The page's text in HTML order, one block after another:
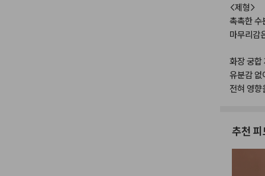
<제형>
촉촉한수
마무리감
화장궁합
유분감 없
전혀 영향
추천